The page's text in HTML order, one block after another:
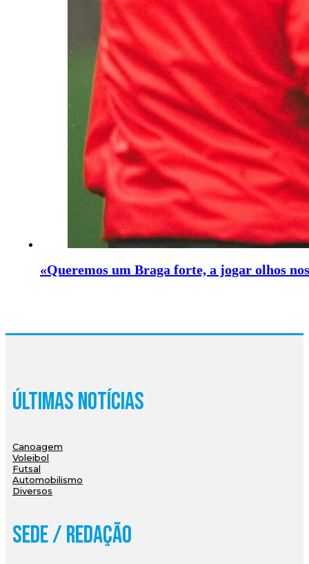
«Queremos um Braga forte, a jogar olhos
Últimas Notícias
Canoagem
Voleibol
Futsal
Automobilismo
Diversos
Sede / Redação